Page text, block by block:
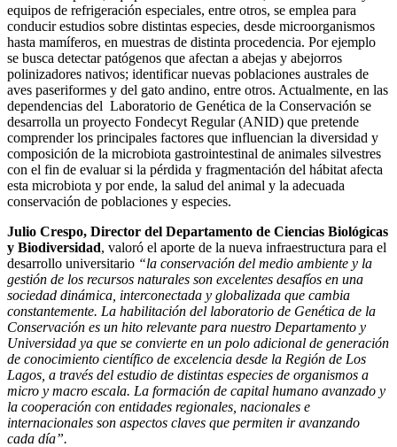
equipos de refrigeración especiales, entre otros, se emplea para
conducir estudios sobre distintas especies, desde microorganismos
hasta mamíferos, en muestras de distinta procedencia. Por ejemplo
se busca detectar patógenos que afectan a abejas y abejorros
polinizadores nativos; identificar nuevas poblaciones australes de
aves paseriformes y del gato andino, entre otros. Actualmente, en las
dependencias del Laboratorio de Genética de la Conservación se
desarrolla un proyecto Fondecyt Regular (ANID) que pretende
comprender los principales factores que influencian la diversidad y
composición de la microbiota gastrointestinal de animales silvestres
con el fin de evaluar si la pérdida y fragmentación del hábitat afecta
esta microbiota y por ende, la salud del animal y la adecuada
conservación de poblaciones y especies.
Julio Crespo, Director del Departamento de Ciencias Biológicas
y Biodiversidad, valoró el aporte de la nueva infraestructura para el
desarrollo universitario “la conservación del medio ambiente y la
gestión de los recursos naturales son excelentes desafíos en una
sociedad dinámica, interconectada y globalizada que cambia
constantemente. La habilitación del laboratorio de Genética de la
Conservación es un hito relevante para nuestro Departamento y
Universidad ya que se convierte en un polo adicional de generación
de conocimiento científico de excelencia desde la Región de Los
Lagos, a través del estudio de distintas especies de organismos a
micro y macro escala. La formación de capital humano avanzado y
la cooperación con entidades regionales, nacionales e
internacionales son aspectos claves que permiten ir avanzando
cada día”.